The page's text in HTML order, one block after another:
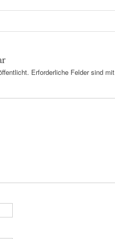
Erforderliche Felder sind mit